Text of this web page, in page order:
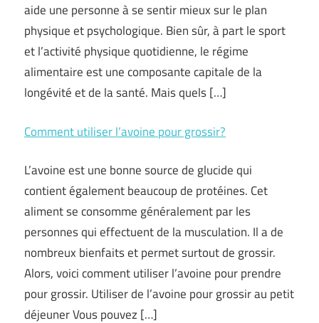
aide une personne à se sentir mieux sur le plan
physique et psychologique. Bien sûr, à part le sport
et l’activité physique quotidienne, le régime
alimentaire est une composante capitale de la
longévité et de la santé. Mais quels […]
Comment utiliser l’avoine pour grossir?
L’avoine est une bonne source de glucide qui
contient également beaucoup de protéines. Cet
aliment se consomme généralement par les
personnes qui effectuent de la musculation. Il a de
nombreux bienfaits et permet surtout de grossir.
Alors, voici comment utiliser l’avoine pour prendre
pour grossir. Utiliser de l’avoine pour grossir au petit
déjeuner Vous pouvez […]